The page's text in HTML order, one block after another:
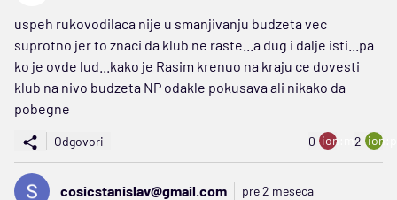
uspeh rukovodilaca nije u smanjivanju budzeta vec
suprotno jer to znaci da klub ne raste...a dug i dalje isti...pa
ko je ovde lud...kako je Rasim krenuo na kraju ce dovesti
klub na nivo budzeta NP odakle pokusava ali nikako da
pobegne
Odgovori 0 ion:minus
2
cosicstanislav@gmail.com pre 2 meseca